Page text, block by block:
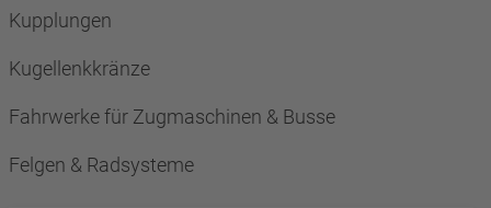
Kupplungen
Kugellenkkränze
Fahrwerke für Zugmaschinen & Busse
Felgen & Radsysteme